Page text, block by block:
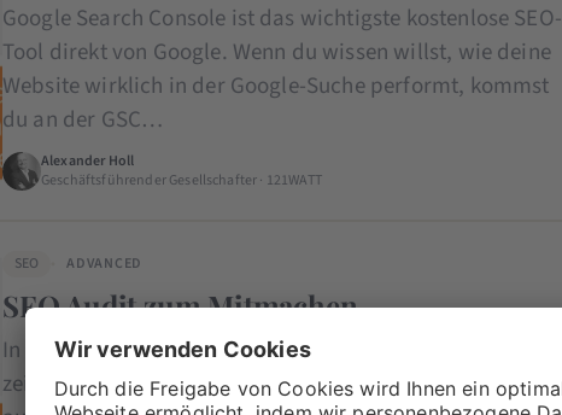
Google Search Console ist das wichtigste kostenlose SEO-
Tool direkt von Google. Wenn du wissen willst, wie deine
Website wirklich in der Google-Suche performt, kommst
du an der GSC…
Alexander Holl
Geschäftsführender Gesellschafter · 121WATT
SEO ADVANCED
SEO Audit zum Mitmachen
In diesem Video nimmt dich Stephan an die Hand und
zeigt dir Schritt für Schritt, wie du deine Webseite selbst